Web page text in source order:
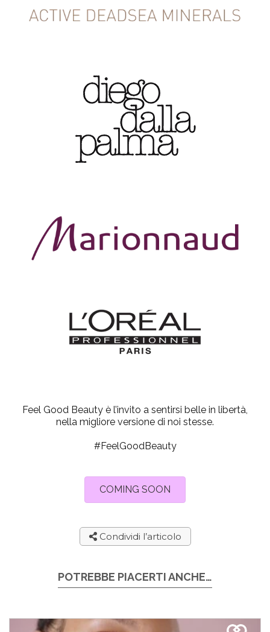
Feel Good Beauty è l’invito a sentirsi belle in libertà,
nella migliore versione di noi stesse.
#FeelGoodBeauty
COMING SOON
Condividi l’articolo
POTREBBE PIACERTI ANCHE…